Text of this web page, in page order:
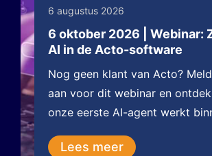
6 augustus 2026
6 oktober 2026 | Webinar:
AI in de Acto-software
Nog geen klant van Acto?
aan voor dit webinar en
onze eerste AI-agent werkt
Lees meer